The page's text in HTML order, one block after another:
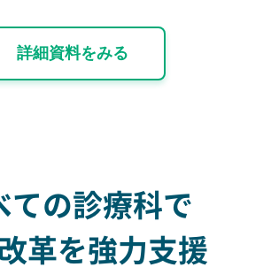
詳細資料をみる
ての診療科で
革を強力支援